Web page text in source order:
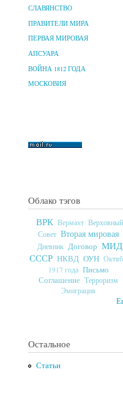
СЛАВЯНСТВО
ПРАВИТЕЛИ МИРА
ПЕРВАЯ МИРОВАЯ
АПСУАРА
ВОЙНА 1812 ГОДА
МОСКОВИЯ
Облако тэгов
ВРК Вермахт Верховный
Совет Вторая мировая
Дневник Договор МИД
СССР НКВД ОУН
1917 года Письмо
Соглашение Терроризм
Эмиграция
Остальное
Статьи